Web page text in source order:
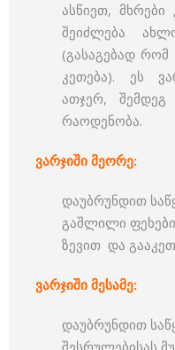
ასწიეთ,
შეიძლება
(გასაგებად რომ
კეთება). ეს
ათჯერ,
რაოდენობა.
ვარჯიში მეორე:
დაუბრუნდით
გაშლილი
ზევით და
ვარჯიში მესამე:
დაუბრუნდით
შესრულებისას